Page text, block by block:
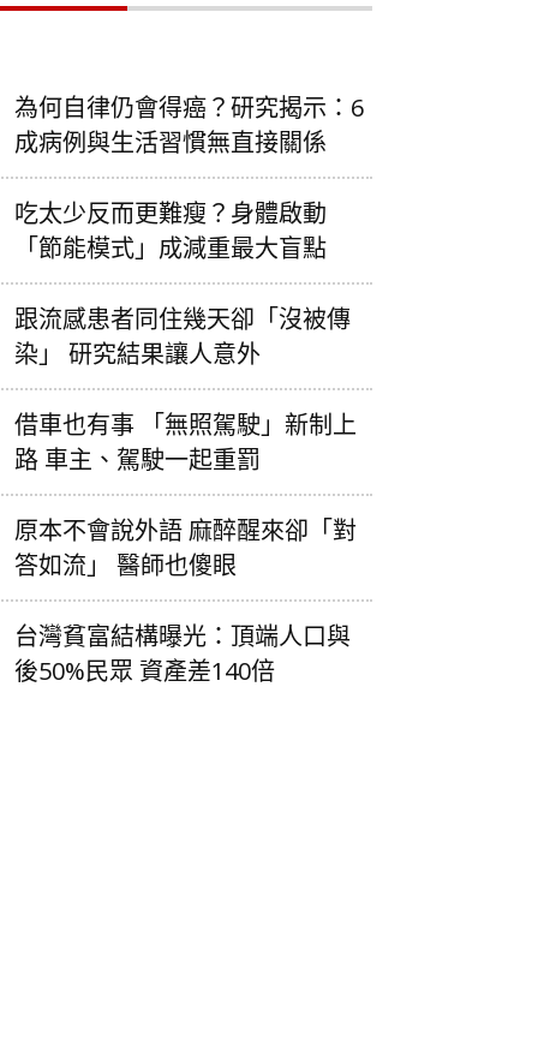
為何自律仍會得癌？研究揭示：6
成病例與生活習慣無直接關係
吃太少反而更難瘦？身體啟動
「節能模式」成減重最大盲點
跟流感患者同住幾天卻「沒被傳
染」 研究結果讓人意外
借車也有事 「無照駕駛」新制上
路 車主、駕駛一起重罰
原本不會說外語 麻醉醒來卻「對
答如流」 醫師也傻眼
台灣貧富結構曝光：頂端人口與
後50%民眾 資產差140倍